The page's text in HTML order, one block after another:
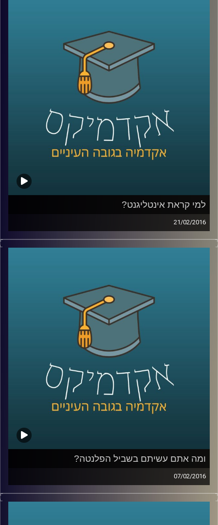
אפשר לעשות עם זה? דוקטור שרית סמילה-סנד
חוקרת פילוסופיה של מוסר, ושואלת שאלות
מוסריות הקשורות בהשפעתה של תחושת
האמפתיה בין בני האדם וביכולתה לשפר את
היחסים בין אדם לחברו. העיסוק הפילוסופי הופך
.
קרדיט תמונות:AudioVersity
למי קראת אינטליגנט?
21/02/2016
דוקטור הדס אראל חוקרת אינטליגנציה – מהי?
שאולי קשה לקבל ולהודות בו: כל דור חכם
מקודמו. מצד שני, המבחנים לא השתנו כבר
הרבה מאוד שנים, ויתכן והמדדים שלהם איבדו
משהו מהרלוונטיות שלהם. בואו ללמוד על
קרדיט תמונות: AudioVersity
ומה אתם עשיתם בשביל הפלנטה?
07/02/2016
פרופסור אורי מרינוב מביא איתו רוח אופטימית